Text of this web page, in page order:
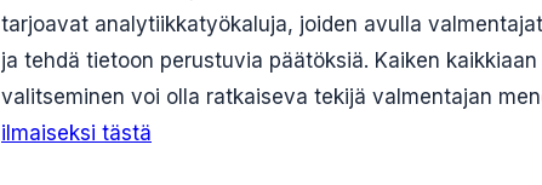
tarjoavat analytiikkatyökaluja, joiden avulla
ja tehdä tietoon perustuvia päätöksiä. Kaiken
valitseminen voi olla ratkaiseva tekijä valmentajan
ilmaiseksi tästä